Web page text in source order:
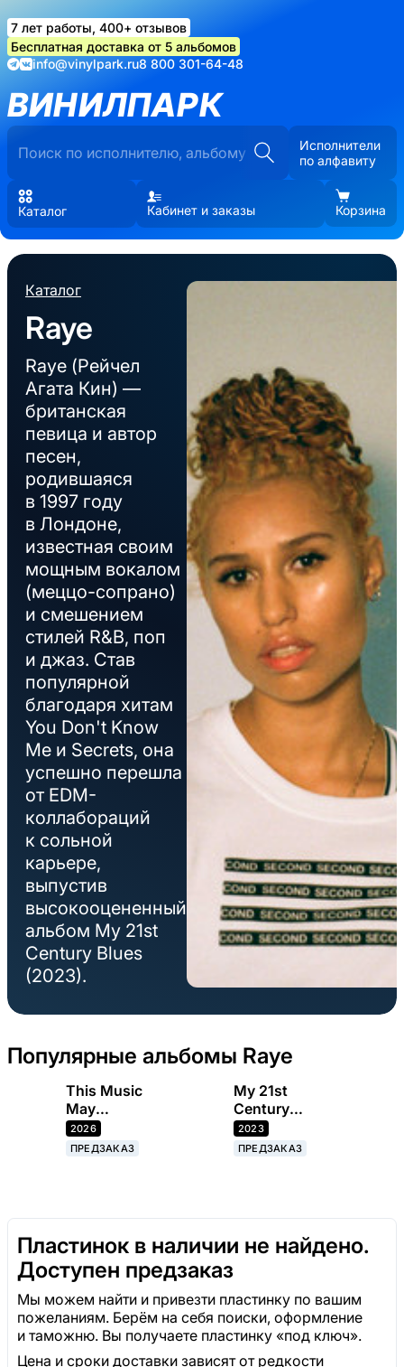
7 лет работы, 400+ отзывов
Бесплатная доставка от 5 альбомов
info@vinylpark.ru8 800 301-64-48
ВИНИЛПАРК
Исполнители
по алфавиту
Каталог Кабинет и заказы Корзина
Каталог
Raye
Raye (Рейчел
Агата Кин) —
британская
певица и автор
песен,
родившаяся
в 1997 году
в Лондоне,
известная своим
мощным вокалом
(меццо-сопрано)
и смешением
стилей R&B, поп
и джаз. Став
популярной
благодаря хитам
You Don't Know
Me и Secrets, она
успешно перешла
от EDM-
коллабораций
к сольной
карьере,
выпустив
высокооцененный
альбом My 21st
Century Blues
(2023).
Популярные альбомы Raye
This Music
May
Contain
Hope
2026
ПРЕДЗАКАЗ
My 21st
Century
Blues
2023
ПРЕДЗАКАЗ
Пластинок в наличии не найдено.
Доступен предзаказ
Мы можем найти и привезти пластинку по вашим
пожеланиям. Берём на себя поиски, оформление
и таможню. Вы получаете пластинку «под ключ».
Цена и сроки доставки зависят от редкости